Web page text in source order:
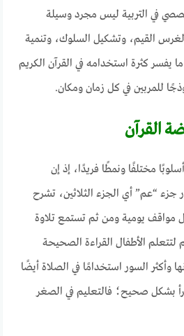
في التربية ليس مجرد وسيلة
لغرس القيم، وتشكيل السلوك، وتنمية
يفسر كثرة استخدامه في القرآن الكريم
للمربين في كل زمان ومكان.
القرآن
مختلفًا ونمطًا فريدًا، إذ إن
“عم” أي الجزء الثلاثين، تشرح
مواقف يومية ومن ثم تستمع تلاوة
لتتعلم الأطفال القراءة الصحيحة
وأكثر السور استخدامًا في الصلاة أيضًا
بشكل صحيح؛ فالتعليم في الصغر